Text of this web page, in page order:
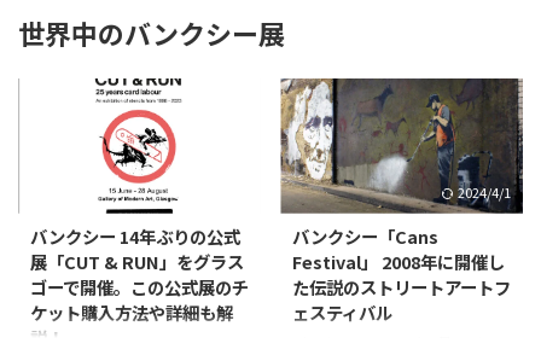
世界中のバンクシー展
バンクシー 14年ぶりの公式
展「CUT & RUN」をグラス
ゴーで開催。この公式展のチ
ケット購入方法や詳細も解
説！
2024/4/1
バンクシー「Cans
Festival」 2008年に開催し
た伝説のストリートアートフ
ェスティバル